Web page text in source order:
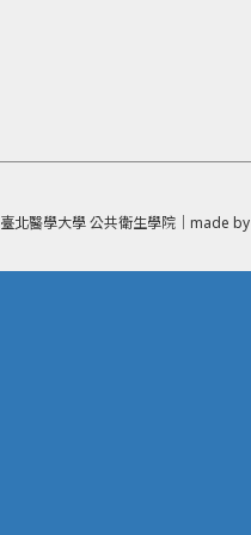
北醫學大學 公共衛生學院｜made by